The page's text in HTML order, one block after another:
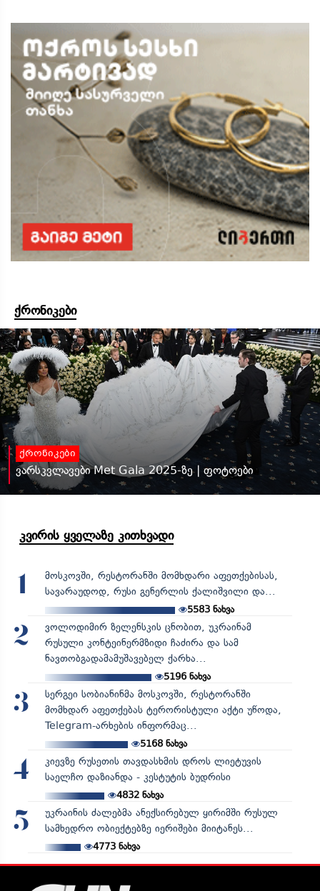
ქრონიკები
ქრონიკები
ვარსკვლავები Met Gala 2025-ზე | ფოტოები
კვირის ყველაზე კითხვადი
1
მოსკოვში, რესტორანში მომხდარი აფეთქებისას,
სავარაუდოდ, რუსი გენერლის ქალიშვილი და...
5583 ნახვა
2
ვოლოდიმირ ზელენსკის ცნობით, უკრაინამ
რუსული კონტეინერმზიდი ჩაძირა და სამ
ნავთობგადამამუშავებელ ქარხა...
5196ნახვა
3
სერგეი სობიანინმა მოსკოვში, რესტორანში
მომხდარ აფეთქებას ტერორისტული აქტი უწოდა,
Telegram-არხების ინფორმაც...
5168ნახვა
4
კიევზე რუსეთის თავდასხმის დროს ლიეტუვის
საელჩო დაზიანდა - კესტუტის ბუდრისი
4832ნახვა
5
უკრაინის ძალებმა ანექსირებულ ყირიმში რუსულ
სამხედრო ობიექტებზე იერიშები მიიტანეს...
4773ნახვა